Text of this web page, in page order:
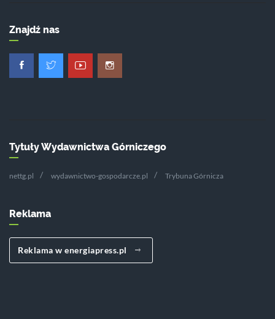
Znajdź nas
Tytuły Wydawnictwa Górniczego
nettg.pl wydawnictwo-gospodarcze.pl Trybuna Górnicza
Reklama
Reklama w energiapress.pl